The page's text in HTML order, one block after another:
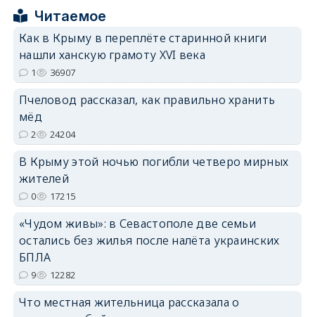
erid: 2SDnjdvhGXG
Читаемое
Как в Крыму в переплёте старинной книги
нашли ханскую грамоту XVI века
1 36907
Пчеловод рассказал, как правильно хранить
мёд
2 24204
В Крыму этой ночью погибли четверо мирных
жителей
0 17215
«Чудом живы»: в Севастополе две семьи
остались без жилья после налёта украинских
БПЛА
9 12282
Что местная жительница рассказала о